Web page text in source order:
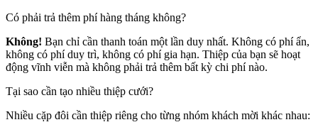
Có phải trả thêm phí hàng tháng không?
Không! Bạn chỉ cần thanh toán một lần duy nhất. Không có phí ẩn,
không có phí duy trì, không có phí gia hạn. Thiệp của bạn sẽ hoạt
động vĩnh viễn mà không phải trả thêm bất kỳ chi phí nào.
Tại sao cần tạo nhiều thiệp cưới?
Nhiều cặp đôi cần thiệp riêng cho từng nhóm khách mời khác nhau: